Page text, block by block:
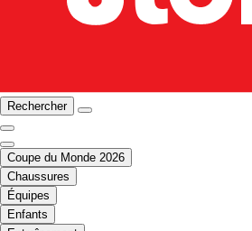
Rechercher
Coupe du Monde 2026
Chaussures
Équipes
Enfants